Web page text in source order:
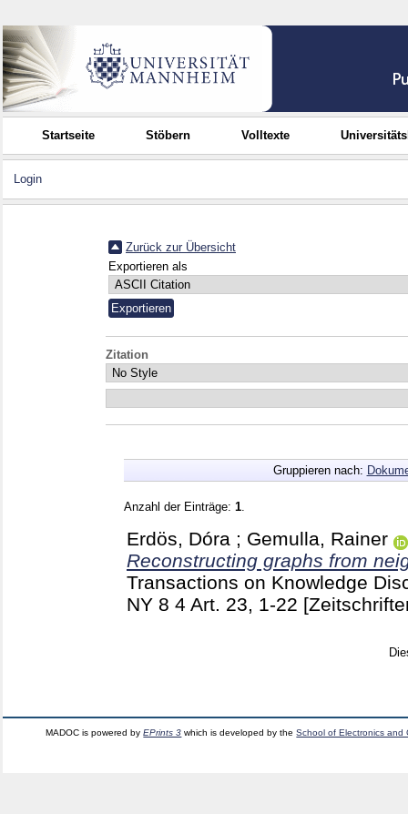
Startseite Stöbern Volltexte
Login
Zurück zur Übersicht
Exportieren als
Zitation
Gruppieren nach:
Anzahl der Einträge: 1
Erdös, Dóra ; Gemulla, Rainer
Reconstructing graphs from
Transactions on Knowledge
NY 8 4 Art. 23, 1-22
MADOC is powered byEPrints 3 which is developed by theSchool of Electronics and